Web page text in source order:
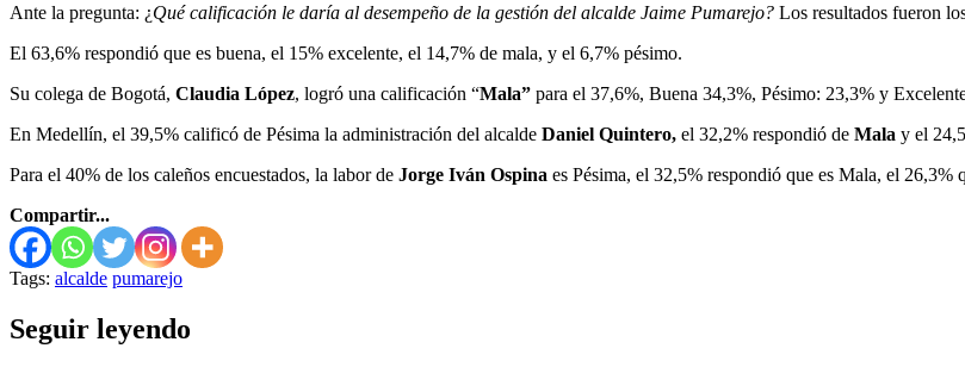
Ante la pregunta: ¿Qué calificación le daría al desempeño de la gestión del alcalde Jaime Pumarejo? Los resultados fueron
El 63,6% respondió que es buena, el 15% excelente, el 14,7% de mala, y el 6,7% pésimo.
Su colega de Bogotá, Claudia López, logró una calificación “Mala” para el 37,6%, Buena 34,3%, Pésimo: 23,3% y
En Medellín, el 39,5% calificó de Pésima la administración del alcalde Daniel Quintero, el 32,2% respondió de Mala y el
Para el 40% de los caleños encuestados, la labor de Jorge Iván Ospina es Pésima, el 32,5% respondió que es Mala, el
Compartir...
Tags: alcalde pumarejo
Seguir leyendo